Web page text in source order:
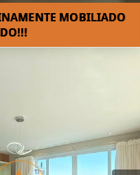
MOBILIADO